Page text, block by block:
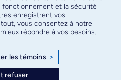
fonctionnement et la sécurité
enregistrent vos
vous consentez à notre
répondre à vos besoins.
les témoins >
refuser